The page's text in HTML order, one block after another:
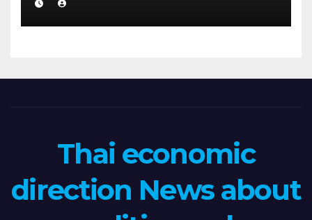
Families in Albany WA
Thai economic
direction News about